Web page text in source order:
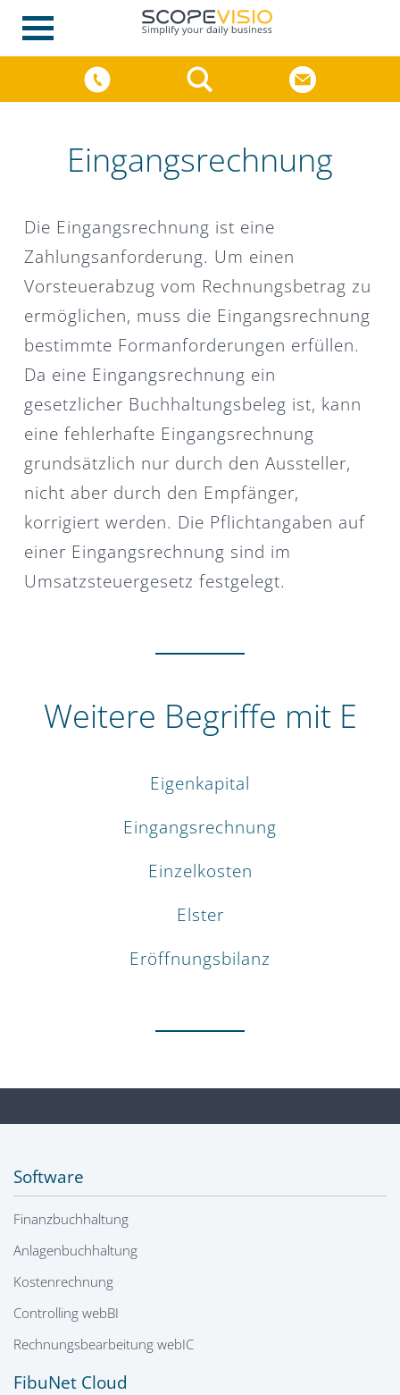
Eingangsrechnung
Die Eingangsrechnung ist eine
Zahlungsanforderung. Um einen
Vorsteuerabzug vom Rechnungsbetrag zu
ermöglichen, muss die Eingangsrechnung
bestimmte Formanforderungen erfüllen.
Da eine Eingangsrechnung ein
gesetzlicher Buchhaltungsbeleg ist, kann
eine fehlerhafte Eingangsrechnung
grundsätzlich nur durch den Aussteller,
nicht aber durch den Empfänger,
korrigiert werden. Die Pflichtangaben auf
einer Eingangsrechnung sind im
Umsatzsteuergesetz festgelegt.
Weitere Begriffe mit E
Eigenkapital
Eingangsrechnung
Einzelkosten
Elster
Eröffnungsbilanz
Software
Finanzbuchhaltung
Anlagenbuchhaltung
Kostenrechnung
Controlling webBI
Rechnungsbearbeitung webIC
FibuNet Cloud